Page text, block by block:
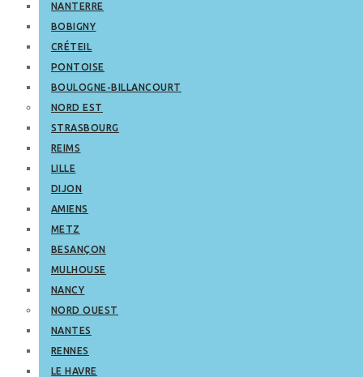
NANTERRE
BOBIGNY
CRÉTEIL
PONTOISE
BOULOGNE-BILLANCOURT
NORD EST
STRASBOURG
REIMS
LILLE
DIJON
AMIENS
METZ
BESANÇON
MULHOUSE
NANCY
NORD OUEST
NANTES
RENNES
LE HAVRE